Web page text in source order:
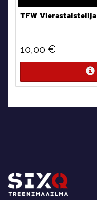
TFW Vierastaistelija
10,00 €